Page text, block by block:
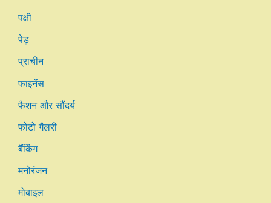
पक्षी
पेड़
प्राचीन
फाइनेंस
फैशन और सौंदर्य
फोटो गैलरी
बैंकिंग
मनोरंजन
मोबाइल